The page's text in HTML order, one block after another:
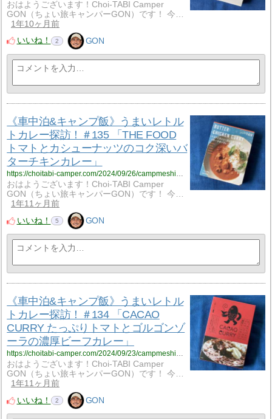
おはようございます！Choi-TABI Camper
GON（ちょい旅キャンパーGON）です！ 今…
1年10ヶ月前
いいね！
2 GON
《車中泊&キャンプ飯》うまいレトル
トカレー探訪！＃135 「THE FOOD
トマトとカシューナッツのコク深いバ
ターチキンカレー」
おはようございます！Choi-TABI Camper
GON（ちょい旅キャンパーGON）です！ 今…
1年11ヶ月前
いいね！
5 GON
《車中泊&キャンプ飯》うまいレトル
トカレー探訪！＃134 「CACAO
CURRY たっぷりトマトとゴルゴンゾ
ーラの濃厚ビーフカレー」
おはようございます！Choi-TABI Camper
GON（ちょい旅キャンパーGON）です！ 今…
1年11ヶ月前
いいね！
2 GON